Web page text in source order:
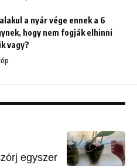
a nyár vége ennek a 6
hogy nem fogják elhinni
vagy?
egyszer